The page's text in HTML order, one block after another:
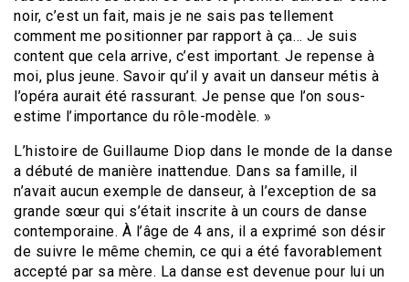
noir, c’est un fait, mais je ne sais pas tellement
comment me positionner par rapport à ça… Je suis
content que cela arrive, c’est important. Je repense à
moi, plus jeune. Savoir qu’il y avait un danseur métis à
l’opéra aurait été rassurant. Je pense que l’on sous-
estime l’importance du rôle-modèle. »
L’histoire de Guillaume Diop dans le monde de la danse
a débuté de manière inattendue. Dans sa famille, il
n’avait aucun exemple de danseur, à l’exception de sa
grande sœur qui s’était inscrite à un cours de danse
contemporaine. À l’âge de 4 ans, il a exprimé son désir
de suivre le même chemin, ce qui a été favorablement
accepté par sa mère. La danse est devenue pour lui un